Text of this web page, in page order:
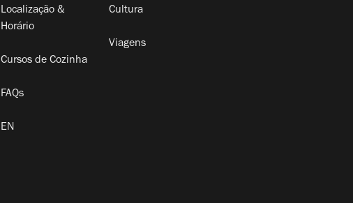
Localização &
Horário
Cursos de Cozinha
FAQs
EN
Cultura
Viagens